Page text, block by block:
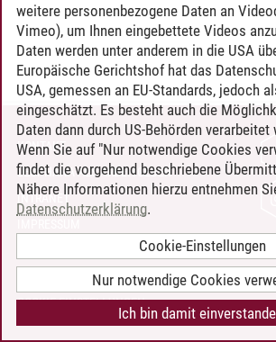
KONTAKT
LEUPHANA ALS ARBEITGEBER
INTRANET
BARRIEREFREIHEIT
COOKIE-EINSTELLUNGEN
weitere personenbezogene Daten an
Vimeo), um Ihnen eingebettete Videos
Daten werden unter anderem in die USA
Europäische Gerichtshof hat das
USA, gemessen an EU-Standards, jedoch
eingeschätzt. Es besteht auch die
Daten dann durch US-Behörden verarbeitet
Wenn Sie auf "Nur notwendige Cookies
findet die vorgehend beschriebene
Nähere Informationen hierzu entnehmen
Datenschutzerklärung.
Cookie-Einstellungen
Nur notwendige Cookies
Ich bin damit